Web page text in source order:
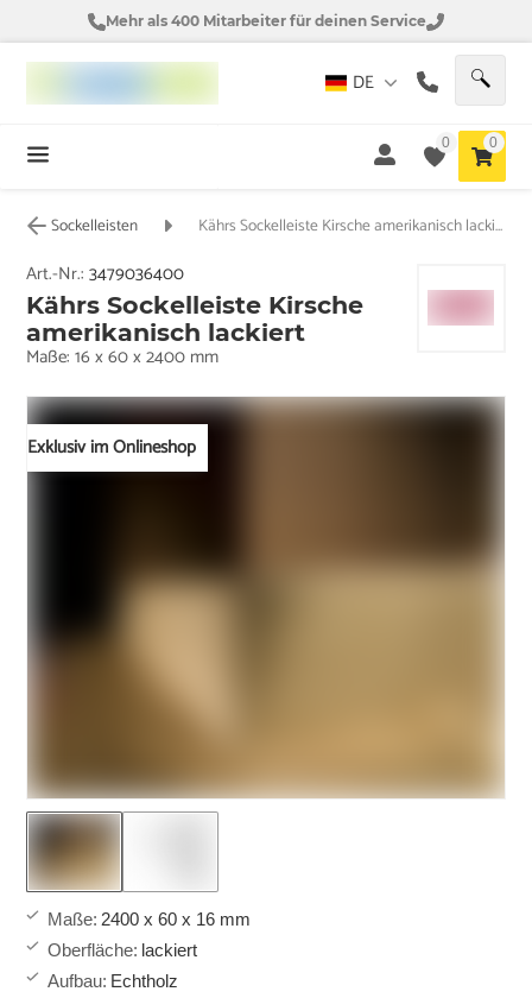
Mehr als 400 Mitarbeiter für deinen Service
DE
0 0
Sockelleisten Kährs Sockelleiste Kirsche amerikanisch lackiert
Exklusiv im Onlineshop
Art.-Nr.:3479036400
Kährs Sockelleiste Kirsche
amerikanisch lackiert
Maße: 16 x 60 x 2400 mm
Maße: 2400 x 60 x 16 mm
Oberfläche: lackiert
Aufbau: Echtholz